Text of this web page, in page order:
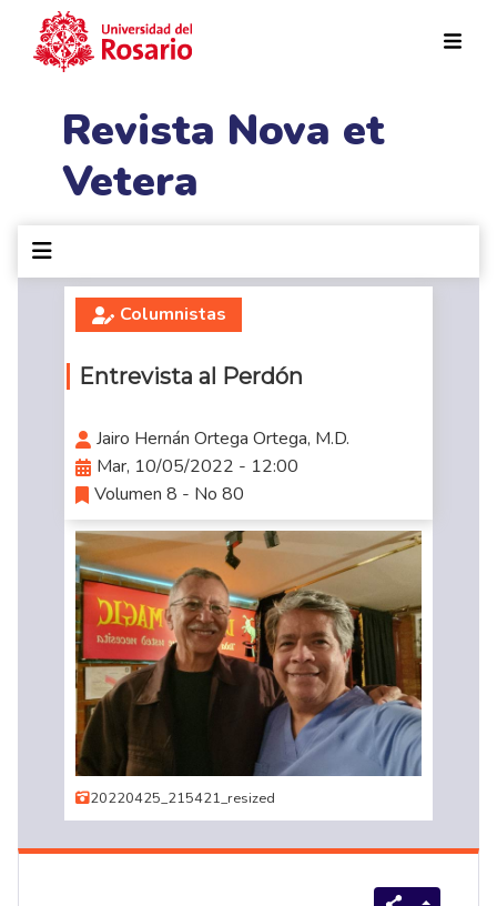
Revista Nova et
Vetera
Columnistas
Entrevista al Perdón
Jairo Hernán Ortega Ortega, M.D.
Mar, 10/05/2022 - 12:00
Volumen 8 - No 80
20220425_215421_resized